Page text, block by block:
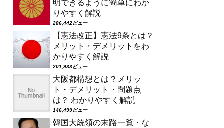
明できるように簡単にわか
りやすく解説
286,442ビュー
【憲法改正】憲法9条とは？
メリット・デメリットをわ
かりやすく解説
201,933ビュー
大阪都構想とは？メリッ
ト・デメリット・問題点
は？ わかりやすく解説
146,499ビュー
韓国大統領の末路一覧・な